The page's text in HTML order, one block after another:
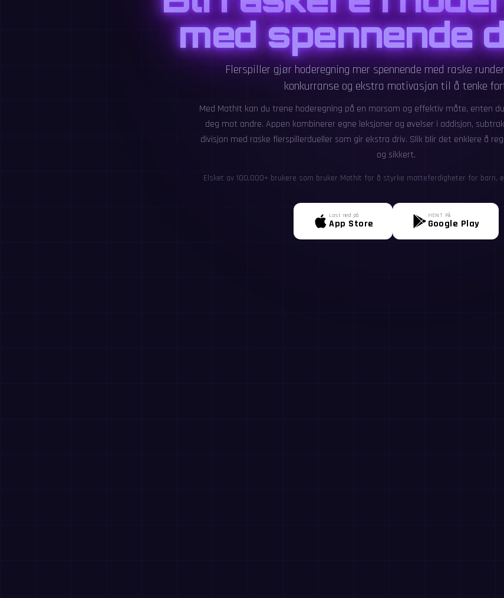
med spennende
Flerspiller gjør hoderegning mer spennende med raske
konkurranse og ekstra motivasjon til å tenke
Med MathIt kan du trene hoderegning på en morsom og effektiv måte, enten
deg mot andre. Appen kombinerer egne leksjoner og øvelser i addisjon,
divisjon med raske flerspillerdueller som gir ekstra driv. Slik blir det enklere å
og sikkert.
Elsket av 100,000+ brukere som bruker MathIt for å styrke matteferdigheter for barn,
Last ned på
App Store
HENT PÅ
Google Play